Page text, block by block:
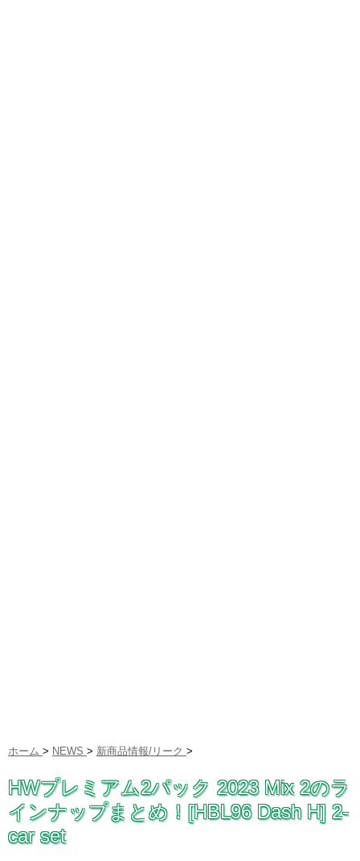
ホーム > NEWS > 新商品情報/リーク >
HWプレミアム2パック 2023 Mix 2のラ
インナップまとめ！[HBL96 Dash H] 2-
car set